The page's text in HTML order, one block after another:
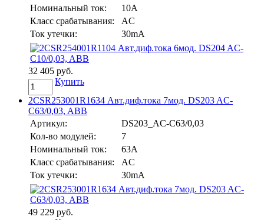
Номинальный ток:
10A
Класс срабатывания:
AC
Ток утечки:
30mA
32 405 руб.
Купить
2CSR253001R1634 Авт.диф.тока 7мод. DS203 AC-
C63/0,03, ABB
Артикул:
DS203_AC-C63/0,03
Кол-во модулей:
7
Номинальный ток:
63A
Класс срабатывания:
AC
Ток утечки:
30mA
49 229 руб.